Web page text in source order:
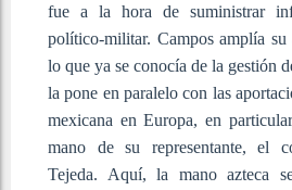
fue a la hora de suministrar
político-militar. Campos amplía su
lo que ya se conocía de la gestión
la pone en paralelo con las
mexicana en Europa, en
mano de su representante, el
Tejeda. Aquí, la mano azteca